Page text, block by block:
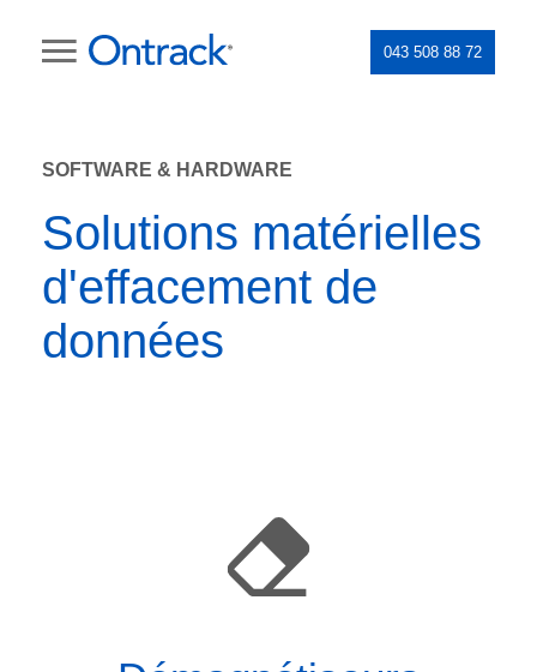
043 508 88 72
SOFTWARE & HARDWARE
Solutions matérielles
d'effacement de
données